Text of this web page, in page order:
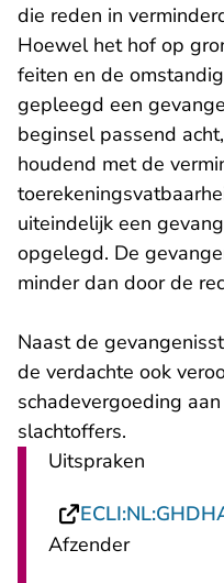
die reden in
Hoewel het hof op
feiten en de
gepleegd een
beginsel passend
houdend met de
uiteindelijk een
opgelegd. De
minder dan door de
Naast de
de verdachte ook
schadevergoeding
slachtoffers.
Uitspraken
Afzender